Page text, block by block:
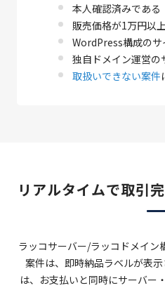
本人確認済みである
販売価格が1万円以
WordPress構成のサ
独自ドメイン運営の
取扱いできない案件
リアルタイムで取引
ラッコサーバー/ラッコドメイン
案件は、即時納品ラベルが表示
は、お支払いと同時にサーバー